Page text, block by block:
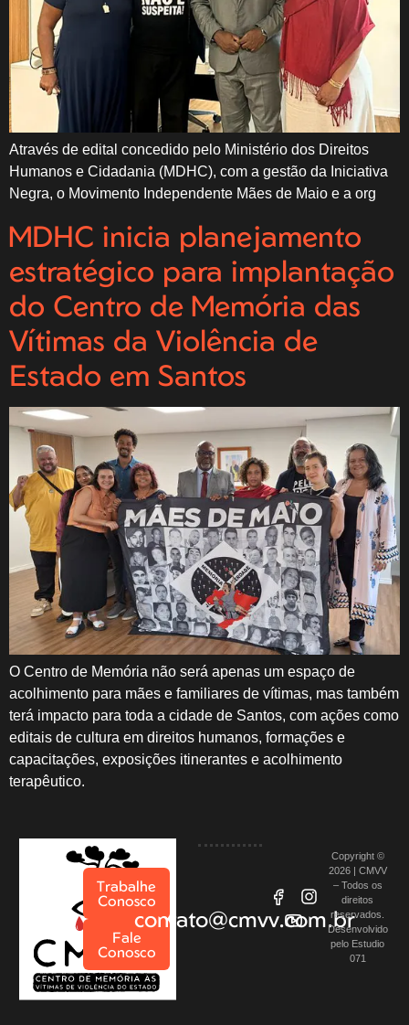
Através de edital concedido pelo Ministério dos Direitos
Humanos e Cidadania (MDHC), com a gestão da Iniciativa
Negra, o Movimento Independente Mães de Maio e a org
MDHC inicia planejamento
estratégico para implantação
do Centro de Memória das
Vítimas da Violência de
Estado em Santos
O Centro de Memória não será apenas um espaço de
acolhimento para mães e familiares de vítimas, mas também
terá impacto para toda a cidade de Santos, com ações como
editais de cultura em direitos humanos, formações e
capacitações, exposições itinerantes e acolhimento
terapêutico.
Trabalhe
Conosco
Fale
Conosco
contato@cmvv.com.br
Copyright ©
2026 | CMVV
– Todos os
direitos
reservados.
Desenvolvido
pelo Estudio
071